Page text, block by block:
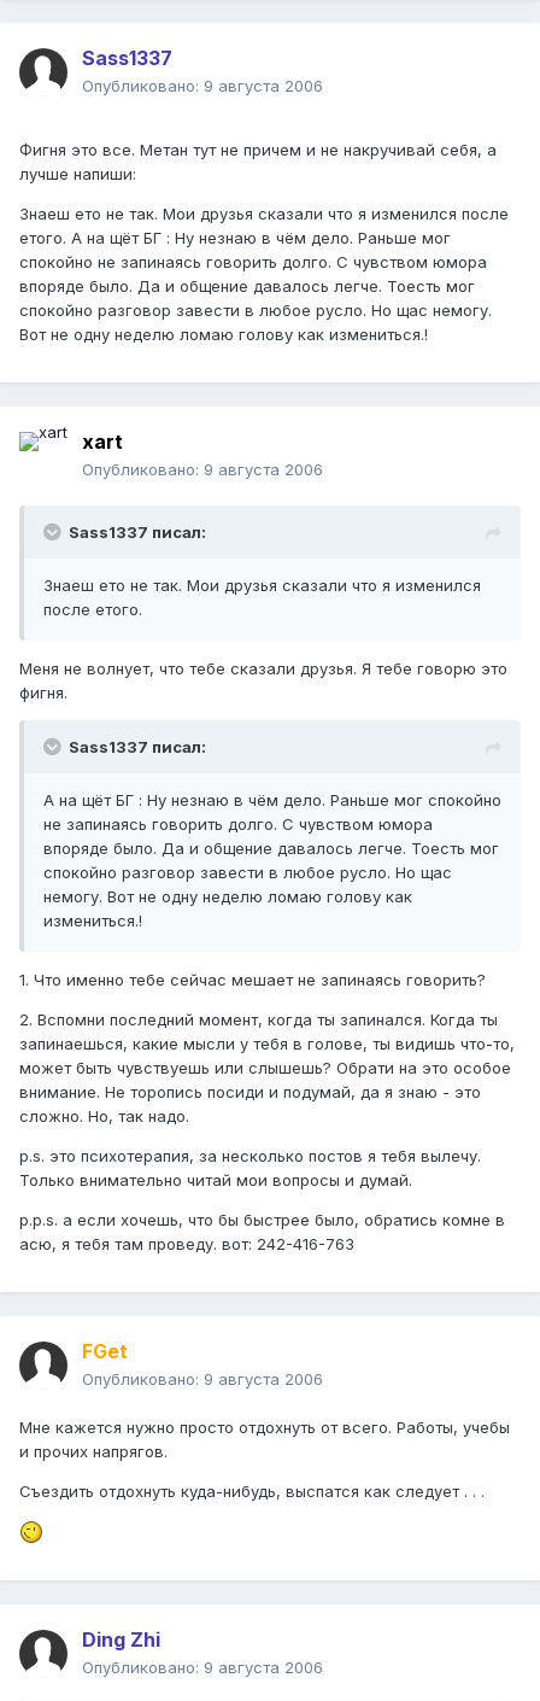
Sass1337
Опубликовано: 9 августа 2006
Фигня это все. Метан тут не причем и не накручивай себя, а
лучше напиши:
Знаеш ето не так. Мои друзья сказали что я изменился после
етого. А на щёт БГ : Ну незнаю в чём дело. Раньше мог
спокойно не запинаясь говорить долго. С чувством юмора
впоряде было. Да и общение давалось легче. Тоесть мог
спокойно разговор завести в любое русло. Но щас немогу.
Вот не одну неделю ломаю голову как измениться.!
xart
Опубликовано: 9 августа 2006
Sass1337 писал:
Знаеш ето не так. Мои друзья сказали что я изменился
после етого.
Меня не волнует, что тебе сказали друзья. Я тебе говорю это
фигня.
Sass1337 писал:
А на щёт БГ : Ну незнаю в чём дело. Раньше мог спокойно
не запинаясь говорить долго. С чувством юмора
впоряде было. Да и общение давалось легче. Тоесть мог
спокойно разговор завести в любое русло. Но щас
немогу. Вот не одну неделю ломаю голову как
измениться.!
1. Что именно тебе сейчас мешает не запинаясь говорить?
2. Вспомни последний момент, когда ты запинался. Когда ты
запинаешься, какие мысли у тебя в голове, ты видишь что-то,
может быть чувствуешь или слышешь? Обрати на это особое
внимание. Не торопись посиди и подумай, да я знаю - это
сложно. Но, так надо.
p.s. это психотерапия, за несколько постов я тебя вылечу.
Только внимательно читай мои вопросы и думай.
p.p.s. а если хочешь, что бы быстрее было, обратись комне в
асю, я тебя там проведу. вот: 242-416-763
FGet
Опубликовано: 9 августа 2006
Мне кажется нужно просто отдохнуть от всего. Работы, учебы
и прочих напрягов.
Съездить отдохнуть куда-нибудь, выспатся как следует . . .
Ding Zhi
Опубликовано: 9 августа 2006